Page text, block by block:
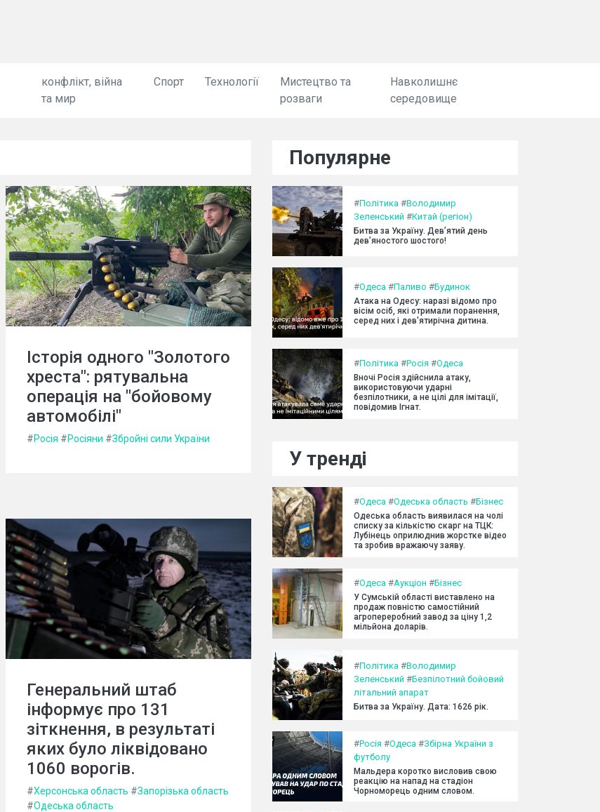
конфлікт, війна
та мир
Спорт Технології
Мистецтво та
розваги
Навколишнє
середовище
Історія одного "Золотого
хреста": рятувальна
операція на "бойовому
автомобілі"
#Росія #Росіяни #Збройні сили України
Генеральний штаб
інформує про 131
зіткнення, в результаті
яких було ліквідовано
1060 ворогів.
#Херсонська область #Запорізька область
#Одеська область
Популярне
#Політика #Володимир
Зеленський #Китай (регіон)
Битва за Україну. Дев’ятий день
дев’яностого шостого!
#Одеса #Паливо #Будинок
Атака на Одесу: наразі відомо про
вісім осіб, які отримали поранення,
серед них і дев'ятирічна дитина.
#Політика #Росія #Одеса
Вночі Росія здійснила атаку,
використовуючи ударні
безпілотники, а не цілі для імітації,
повідомив Ігнат.
У тренді
#Одеса #Одеська область #Бізнес
Одеська область виявилася на чолі
списку за кількістю скарг на ТЦК:
Лубінець оприлюднив жорстке відео
та зробив вражаючу заяву.
#Одеса #Аукціон #Бізнес
У Сумській області виставлено на
продаж повністю самостійний
агропереробний завод за ціну 1,2
мільйона доларів.
#Політика #Володимир
Зеленський #Безпілотний бойовий
літальний апарат
Битва за Україну. Дата: 1626 рік.
#Росія #Одеса #Збірна України з
футболу
Мальдера коротко висловив свою
реакцію на напад на стадіон
Чорноморець одним словом.